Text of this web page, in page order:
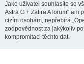
Jako uživatel souhlasíte se
Astra G + Zafira A forum“
cizím osobám, nepřebírá
zodpovědnost za jakýkoliv
kompromitaci těchto dat.